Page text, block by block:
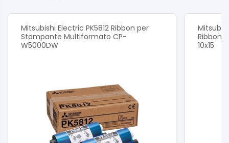
Mitsubishi Electric PK5812 Ribbon per
Stampante Multiformato CP-
W5000DW
Ribbon
10x15